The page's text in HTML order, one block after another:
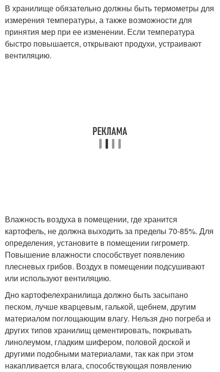
В хранилище обязательно должны быть термометры для
измерения температуры, а также возможности для
принятия мер при ее изменении. Если температура
быстро повышается, открывают продухи, устраивают
вентиляцию.
Влажность воздуха в помещении, где хранится
картофель, не должна выходить за пределы 70-85%. Для
определения, установите в помещении гигрометр.
Повышение влажности способствует появлению
плесневых грибов. Воздух в помещении подсушивают
или используют вентиляцию.
Дно картофелехранилища должно быть засыпано
песком, лучше кварцевым, галькой, щебнем, другим
материалом поглощающим влагу. Нельзя дно погреба и
других типов хранилищ цементировать, покрывать
линолеумом, гладким шифером, половой доской и
другими подобными материалами, так как при этом
накапливается влага, способствующая появлению